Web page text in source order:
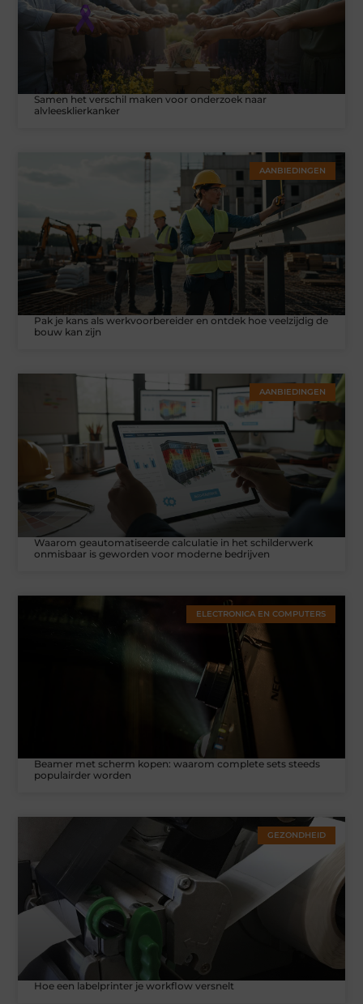
Samen het verschil maken voor onderzoek naar
alvleesklierkanker
AANBIEDINGEN
Pak je kans als werkvoorbereider en ontdek hoe veelzijdig de
bouw kan zijn
AANBIEDINGEN
Waarom geautomatiseerde calculatie in het schilderwerk
onmisbaar is geworden voor moderne bedrijven
ELECTRONICA EN COMPUTERS
Beamer met scherm kopen: waarom complete sets steeds
populairder worden
GEZONDHEID
Hoe een labelprinter je workflow versnelt